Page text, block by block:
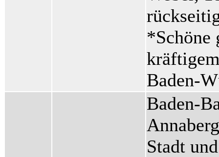
*Schöne
Baden-
Baden-
Stadt